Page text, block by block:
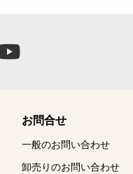
お問合せ
一般のお問い合わせ
卸売りのお問い合わせ